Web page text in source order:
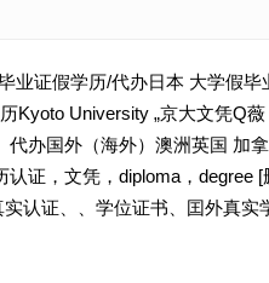
业证假学历/代办日本 大学假毕
Kyoto University „京大文凭Q薇
代办国外（海外）澳洲英国 加
证，文凭，diploma，degree [
认证、、学位证书、囯外真实